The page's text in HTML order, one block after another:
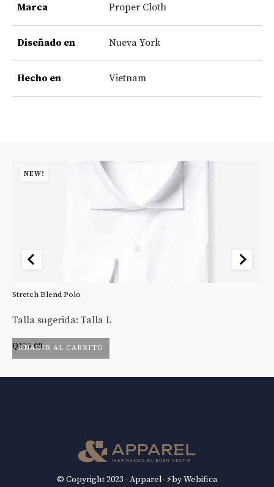
Marca Proper Cloth
Diseñado en Nueva York
Hecho en Vietnam
NEW!
AÑADIR AL CARRITO
Stretch Blend Polo
Talla sugerida: Talla L
Q175.00
© Copyright 2023 - Apparel- ⚡by Webifica